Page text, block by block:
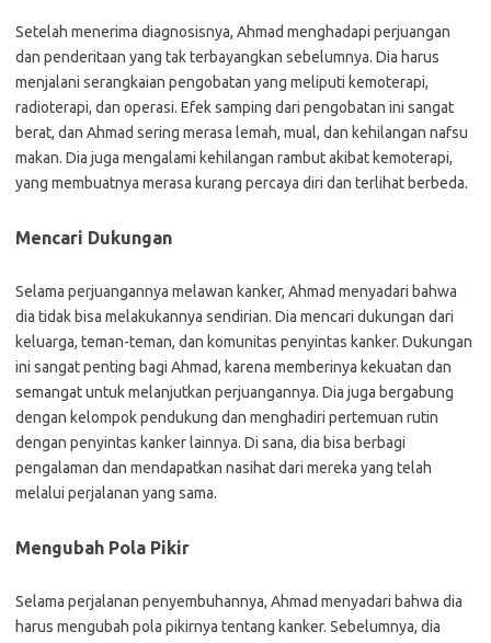
Setelah menerima diagnosisnya, Ahmad menghadapi perjuangan
dan penderitaan yang tak terbayangkan sebelumnya. Dia harus
menjalani serangkaian pengobatan yang meliputi kemoterapi,
radioterapi, dan operasi. Efek samping dari pengobatan ini sangat
berat, dan Ahmad sering merasa lemah, mual, dan kehilangan nafsu
makan. Dia juga mengalami kehilangan rambut akibat kemoterapi,
yang membuatnya merasa kurang percaya diri dan terlihat berbeda.
Mencari Dukungan
Selama perjuangannya melawan kanker, Ahmad menyadari bahwa
dia tidak bisa melakukannya sendirian. Dia mencari dukungan dari
keluarga, teman-teman, dan komunitas penyintas kanker. Dukungan
ini sangat penting bagi Ahmad, karena memberinya kekuatan dan
semangat untuk melanjutkan perjuangannya. Dia juga bergabung
dengan kelompok pendukung dan menghadiri pertemuan rutin
dengan penyintas kanker lainnya. Di sana, dia bisa berbagi
pengalaman dan mendapatkan nasihat dari mereka yang telah
melalui perjalanan yang sama.
Mengubah Pola Pikir
Selama perjalanan penyembuhannya, Ahmad menyadari bahwa dia
harus mengubah pola pikirnya tentang kanker. Sebelumnya, dia